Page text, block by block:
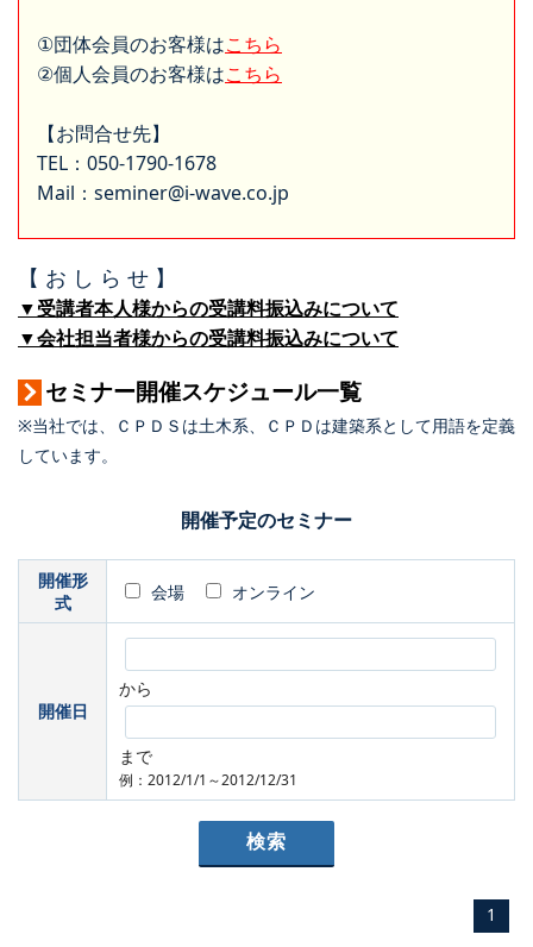
①団体会員のお客様はこちら
②個人会員のお客様はこちら
【お問合せ先】
TEL：050-1790-1678
Mail：seminer@i-wave.co.jp
【 お し ら せ 】
▼受講者本人様からの受講料振込みについて
▼会社担当者様からの受講料振込みについて
セミナー開催スケジュール一覧
※当社では、ＣＰＤＳは土木系、ＣＰＤは建築系として用語を定義
しています。
開催予定のセミナー
開催形
式
会場 オンライン
開催日
から
まで
例：2012/1/1～2012/12/31
1